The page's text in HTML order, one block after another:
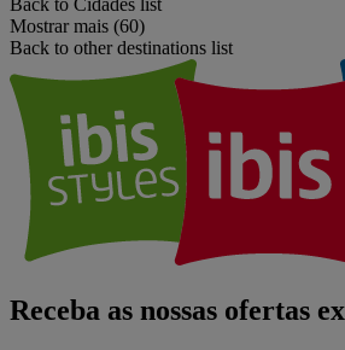
Back to Cidades list
Mostrar mais (60)
Back to other destinations list
Receba as nossas ofertas